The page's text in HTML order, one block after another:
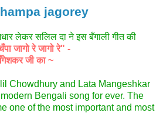
jagorey
लेकर सलिल दा ने इस बँगाली गीत की
जागो रे जागो रे" -
जी का ~
Chowdhury and Lata Mangeshkar
Bengali song for ever. The
one of the most important and most